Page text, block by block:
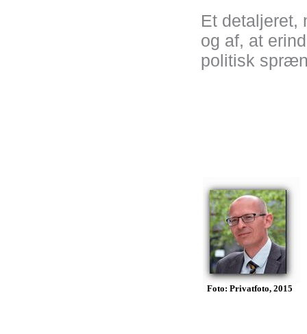
Et detaljeret,
og af, at
politisk
Foto: Privatfoto, 2015